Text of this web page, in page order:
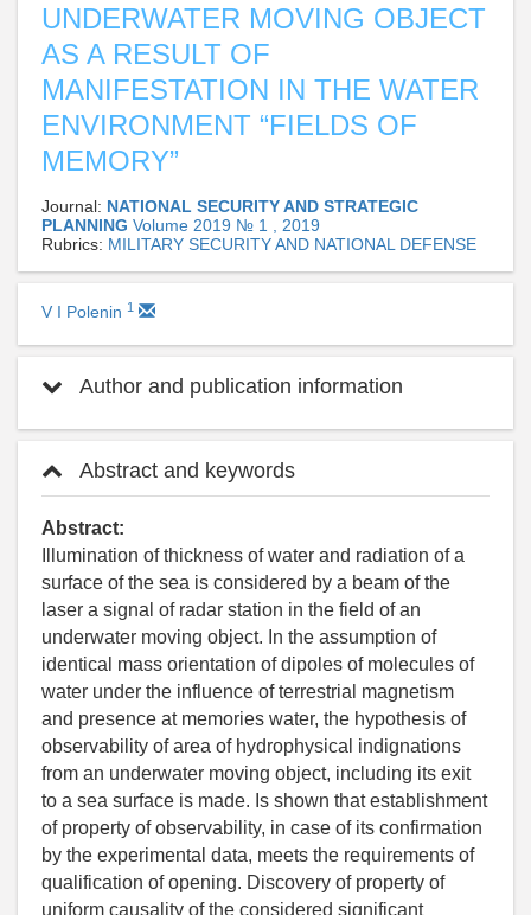
UNDERWATER MOVING OBJECT
AS A RESULT OF
MANIFESTATION IN THE WATER
ENVIRONMENT “FIELDS OF
MEMORY”
Journal: NATIONAL SECURITY AND STRATEGIC
PLANNING Volume 2019 № 1 , 2019
Rubrics: MILITARY SECURITY AND NATIONAL DEFENSE
V I Polenin 1
Author and publication information
Abstract and keywords
Abstract:
Illumination of thickness of water and radiation of a
surface of the sea is considered by a beam of the
laser a signal of radar station in the field of an
underwater moving object. In the assumption of
identical mass orientation of dipoles of molecules of
water under the influence of terrestrial magnetism
and presence at memories water, the hypothesis of
observability of area of hydrophysical indignations
from an underwater moving object, including its exit
to a sea surface is made. Is shown that establishment
of property of observability, in case of its confirmation
by the experimental data, meets the requirements of
qualification of opening. Discovery of property of
uniform causality of the considered significant